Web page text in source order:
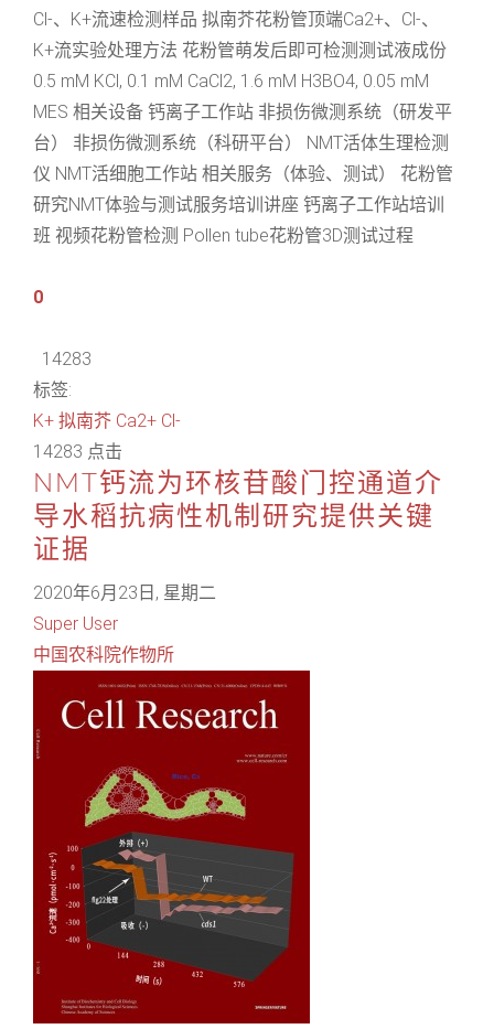
Cl-、K+流速检测样品 拟南芥花粉管顶端Ca2+、Cl-、
K+流实验处理方法 花粉管萌发后即可检测测试液成份
0.5 mM KCl, 0.1 mM CaCl2, 1.6 mM H3BO4, 0.05 mM
MES 相关设备 钙离子工作站 非损伤微测系统（研发平
台） 非损伤微测系统（科研平台） NMT活体生理检测
仪 NMT活细胞工作站 相关服务（体验、测试） 花粉管
研究NMT体验与测试服务培训讲座 钙离子工作站培训
班 视频花粉管检测 Pollen tube花粉管3D测试过程
0
14283
标签:
K+ 拟南芥 Ca2+ Cl-
14283 点击
NMT钙流为环核苷酸门控通道介
导水稻抗病性机制研究提供关键
证据
2020年6月23日, 星期二
Super User
中国农科院作物所